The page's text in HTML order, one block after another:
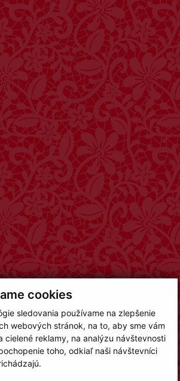
cookies
sledovania používame na zlepšenie
webových stránok, na to, aby sme vám
cielené reklamy, na analýzu návštevnosti
toho, odkiaľ naši návštevníci